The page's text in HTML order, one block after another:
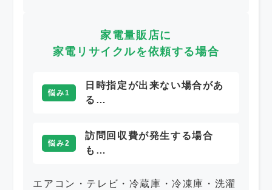
家電量販店に
家電リサイクルを依頼する場合
悩み1
日時指定が出来ない場合があ
る…
悩み2
訪問回収費が発生する場合
も…
エアコン・テレビ・冷蔵庫・冷凍庫・洗濯